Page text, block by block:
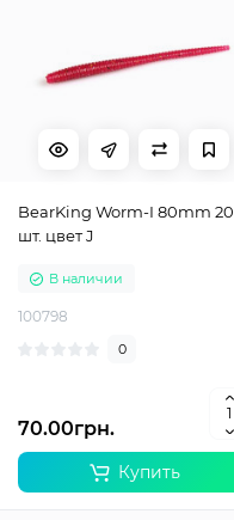
BearKing Worm-I 80mm 20
шт. цвет J
В наличии
100798
0
70.00грн.
Купить